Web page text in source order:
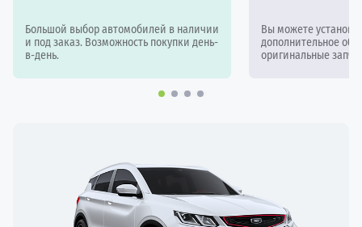
Большой выбор автомобилей в наличии
и под заказ. Возможность покупки день-
в-день.
Вы можете
дополнительное
оригинальные